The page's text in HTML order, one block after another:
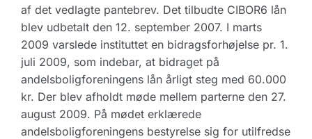
af det vedlagte pantebrev. Det tilbudte CIBOR6 lån
blev udbetalt den 12. september 2007. I marts
2009 varslede instituttet en bidragsforhøjelse pr. 1.
juli 2009, som indebar, at bidraget på
andelsboligforeningens lån årligt steg med 60.000
kr. Der blev afholdt møde mellem parterne den 27.
august 2009. På mødet erklærede
andelsboligforeningens bestyrelse sig for utilfredse